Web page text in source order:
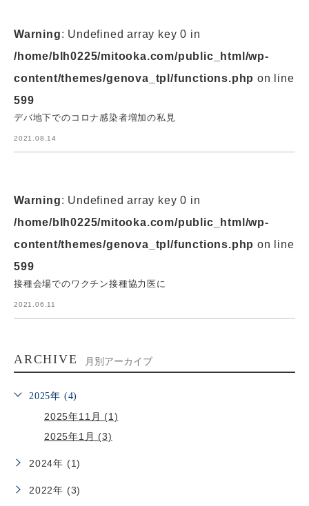
Warning: Undefined array key 0 in
/home/blh0225/mitooka.com/public_html/wp-
content/themes/genova_tpl/functions.php on line
599
デバ地下でのコロナ感染者増加の私見
2021.08.14
Warning: Undefined array key 0 in
/home/blh0225/mitooka.com/public_html/wp-
content/themes/genova_tpl/functions.php on line
599
接種会場でのワクチン接種協力医に
2021.06.11
ARCHIVE 月別アーカイブ
2025年 (4)
2025年11月 (1)
2025年1月 (3)
2024年 (1)
2022年 (3)